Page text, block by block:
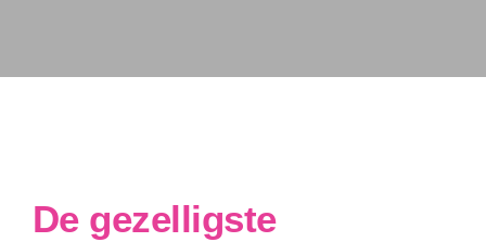
De gezelligste